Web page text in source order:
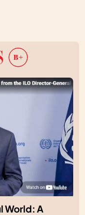
World: A